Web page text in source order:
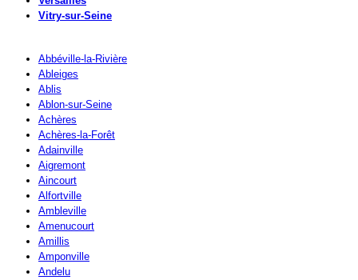
Vitry-sur-Seine
Abbéville-la-Rivière
Ableiges
Ablis
Ablon-sur-Seine
Achères
Achères-la-Forêt
Adainville
Aigremont
Aincourt
Alfortville
Ambleville
Amenucourt
Amillis
Amponville
Andelu